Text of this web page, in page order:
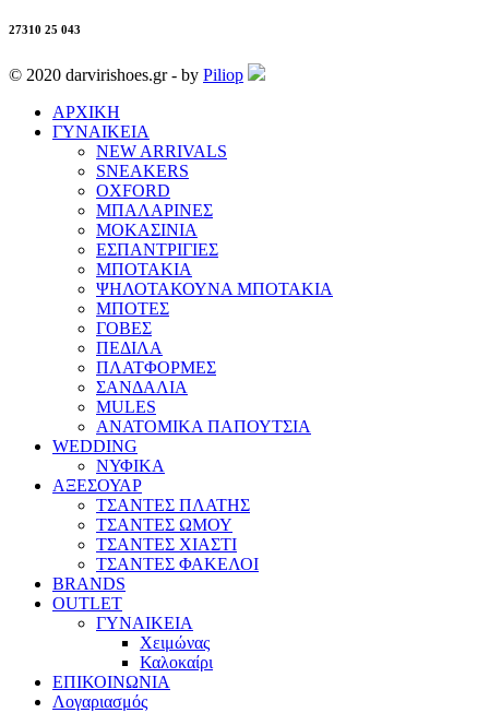
27310 25 043
© 2020 darvirishoes.gr - by Piliop
ΑΡΧΙΚΗ
ΓΥΝΑΙΚΕΙΑ
NEW ARRIVALS
SNEAKERS
OXFORD
ΜΠΑΛΑΡΙΝΕΣ
ΜΟΚΑΣΙΝΙΑ
ΕΣΠΑΝΤΡΙΓΙΕΣ
ΜΠΟΤΑΚΙΑ
ΨΗΛΟΤΑΚΟΥΝΑ ΜΠΟΤΑΚΙΑ
ΜΠΟΤΕΣ
ΓΟΒΕΣ
ΠΕΔΙΛΑ
ΠΛΑΤΦΟΡΜΕΣ
ΣΑΝΔΑΛΙΑ
MULES
ΑΝΑΤΟΜΙΚΑ ΠΑΠΟΥΤΣΙΑ
WEDDING
ΝΥΦΙΚΑ
ΑΞΕΣΟΥΑΡ
ΤΣΑΝΤΕΣ ΠΛΑΤΗΣ
ΤΣΑΝΤΕΣ ΩΜΟΥ
ΤΣΑΝΤΕΣ ΧΙΑΣΤΙ
ΤΣΑΝΤΕΣ ΦΑΚΕΛΟΙ
BRANDS
OUTLET
ΓΥΝΑΙΚΕΙΑ
Χειμώνας
Καλοκαίρι
ΕΠΙΚΟΙΝΩΝΙΑ
Λογαριασμός